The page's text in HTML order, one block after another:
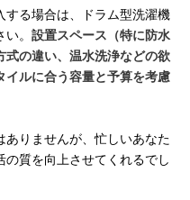
する場合は、ドラム型洗濯機
。 設置スペース（特に防水
式の違い、温水洗浄などの欲
イルに合う容量と予算を考慮
ありませんが、忙しいあなた
質を向上させてくれるでし